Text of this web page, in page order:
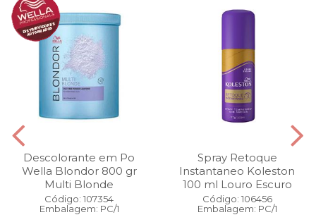
Descolorante em Po
Wella Blondor 800 gr
Multi Blonde
Código: 107354
Embalagem: PC/1
Spray Retoque
Instantaneo Koleston
100 ml Louro Escuro
Código: 106456
Embalagem: PC/1